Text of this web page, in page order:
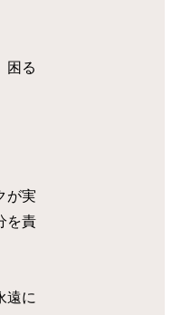
困る
が実
を責
遠に